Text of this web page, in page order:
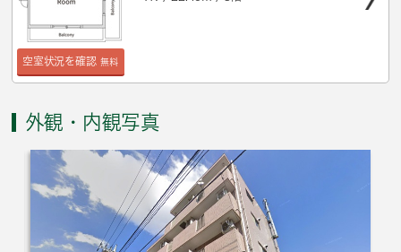
空室状況を確認 無料
外観・内観写真